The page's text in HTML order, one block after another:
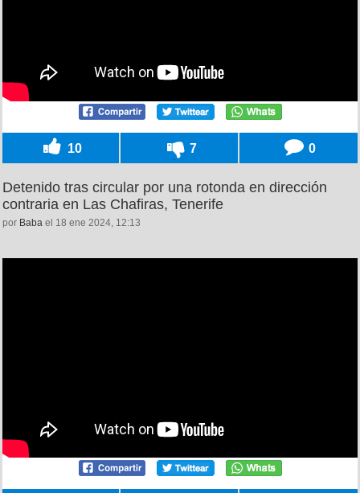
10 7 0
Detenido tras circular por una rotonda en dirección
contraria en Las Chafiras, Tenerife
por Baba el 18 ene 2024, 12:13